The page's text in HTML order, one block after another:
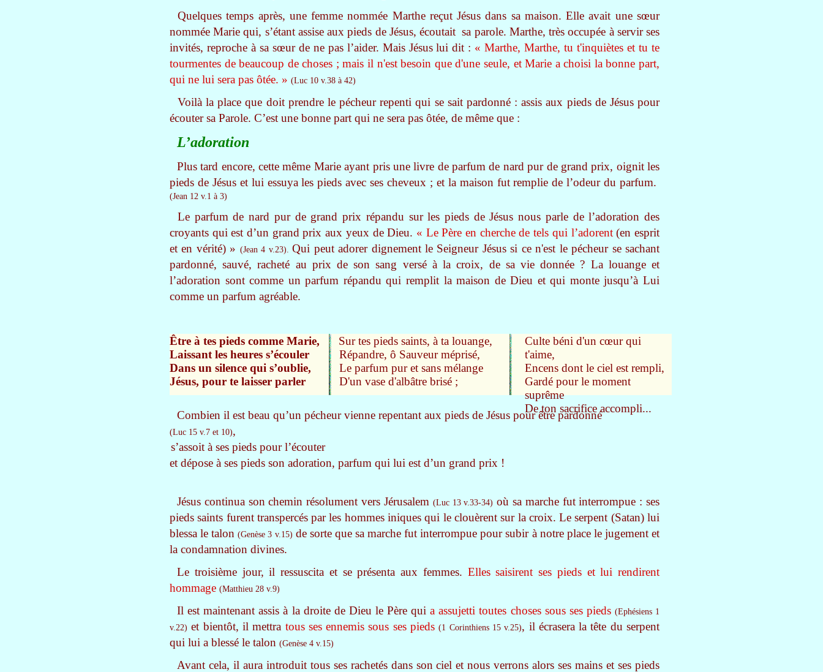
Quelques temps après, une femme nommée Marthe reçut Jésus dans sa maison. Elle avait une sœur
nommée Marie qui, s’étant assise aux pieds de Jésus, écoutait sa parole. Marthe, très occupée à servir ses
invités, reproche à sa sœur de ne pas l’aider. Mais Jésus lui dit : « Marthe, Marthe, tu t'inquiètes et tu te
tourmentes de beaucoup de choses ; mais il n'est besoin que d'une seule, et Marie a choisi la bonne part,
qui ne lui sera pas ôtée. » (Luc 10 v.38 à 42)
Voilà la place que doit prendre le pécheur repenti qui se sait pardonné : assis aux pieds de Jésus pour
écouter sa Parole. C’est une bonne part qui ne sera pas ôtée, de même que :
L’adoration
Plus tard encore, cette même Marie ayant pris une livre de parfum de nard pur de grand prix, oignit les
pieds de Jésus et lui essuya les pieds avec ses cheveux ; et la maison fut remplie de l’odeur du parfum.
(Jean 12 v.1 à 3)
Le parfum de nard pur de grand prix répandu sur les pieds de Jésus nous parle de l’adoration des
croyants qui est d’un grand prix aux yeux de Dieu. « Le Père en cherche de tels qui l’adorent(en esprit
et en vérité) » (Jean 4 v.23).Qui peut adorer dignement le Seigneur Jésus si ce n'est le pécheur se sachant
pardonné, sauvé, racheté au prix de son sang versé à la croix, de sa vie donnée ? La louange et
l’adoration sont comme un parfum répandu qui remplit la maison de Dieu et qui monte jusqu’à Lui
comme un parfum agréable.
Être à tes pieds comme Marie,
Laissant les heures s’écouler
Dans un silence qui s’oublie,
Jésus, pour te laisser parler
Combien il est beau qu’un pécheur vienne repentant aux pieds de Jésus pour être pardonné
(Luc 15 v.7 et 10),
s’assoit à ses pieds pour l’écouter
et dépose à ses pieds son adoration, parfum qui lui est d’un grand prix !
Jésus continua son chemin résolument vers Jérusalem (Luc 13 v.33-34) où sa marche fut interrompue : ses
pieds saints furent transpercés par les hommes iniques qui le clouèrent sur la croix. Le serpent (Satan) lui
blessa le talon(Genèse 3 v.15) de sorte que sa marche fut interrompue pour subir à notre place le jugement et
la condamnation divines.
Le troisième jour, il ressuscita et se présenta aux femmes. Elles saisirent ses pieds et lui rendirent
hommage (Matthieu 28 v.9)
Il est maintenant assis à la droite de Dieu le Père quia assujetti toutes choses sous ses pieds (Ephésiens 1
v.22) et bientôt, il mettra tous ses ennemis sous ses pieds (1 Corinthiens 15 v.25), il écrasera la tête du serpent
qui lui a blessé le talon (Genèse 4 v.15)
Avant cela, il aura introduit tous ses rachetés dans son ciel et nous verrons alors ses mains et ses pieds
Sur tes pieds saints, à ta louange,
Répandre, ô Sauveur méprisé,
Le parfum pur et sans mélange
D'un vase d'albâtre brisé ;
Culte béni d'un cœur qui
t'aime,
Encens dont le ciel est rempli,
Gardé pour le moment
suprême
De ton sacrifice accompli...